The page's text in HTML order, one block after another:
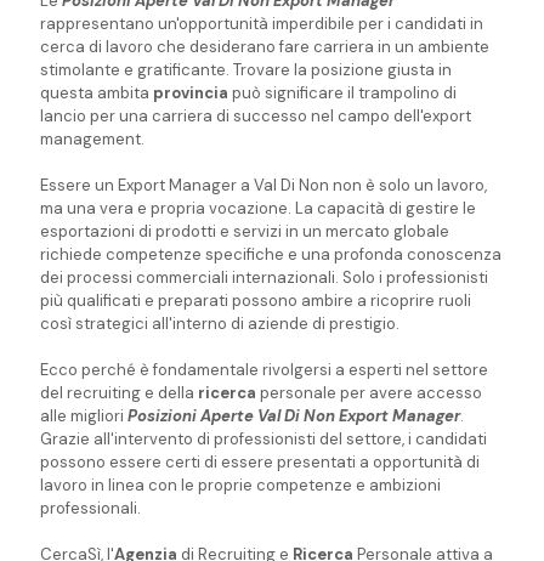
rappresentano un'opportunità imperdibile per i candidati in
cerca di lavoro che desiderano fare carriera in un ambiente
stimolante e gratificante. Trovare la posizione giusta in
questa ambita provincia può significare il trampolino di
lancio per una carriera di successo nel campo dell'export
management.
Essere un Export Manager a Val Di Non non è solo un lavoro,
ma una vera e propria vocazione. La capacità di gestire le
esportazioni di prodotti e servizi in un mercato globale
richiede competenze specifiche e una profonda conoscenza
dei processi commerciali internazionali. Solo i professionisti
più qualificati e preparati possono ambire a ricoprire ruoli
così strategici all'interno di aziende di prestigio.
Ecco perché è fondamentale rivolgersi a esperti nel settore
del recruiting e della ricerca personale per avere accesso
alle migliori Posizioni Aperte Val Di Non Export Manager.
Grazie all'intervento di professionisti del settore, i candidati
possono essere certi di essere presentati a opportunità di
lavoro in linea con le proprie competenze e ambizioni
professionali.
CercaSì, l'Agenzia di Recruiting e Ricerca Personale attiva a